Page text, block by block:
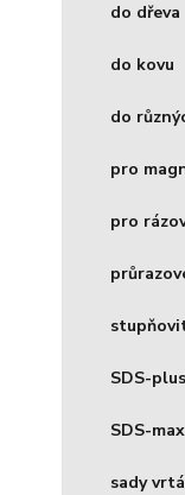
do dřeva
do kovu
do
pro
pro
SDS-
SDS-max
sady